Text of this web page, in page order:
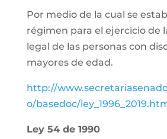
Por medio de la cual se
régimen para el ejercicio de
legal de las personas con
mayores de edad.
http://
o/basedoc/
Ley 54 de 1990